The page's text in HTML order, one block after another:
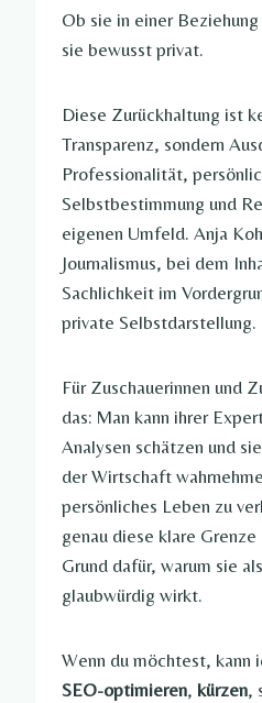
Ob sie in einer
sie bewusst privat.
Diese Zurückhaltung ist
Transparenz, sondern
Professionalität,
Selbstbestimmung und
eigenen Umfeld. Anja
Journalismus, bei dem
Sachlichkeit im
private Selbstdarstellung.
Für Zuschauerinnen und
das: Man kann ihrer
Analysen schätzen und
der Wirtschaft
persönliches Leben zu
genau diese klare
Grund dafür, warum sie
glaubwürdig wirkt.
Wenn du möchtest,
SEO-optimieren, kürzen,